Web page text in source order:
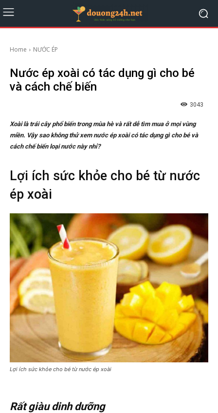
Home NƯỚC ÉP
Nước ép xoài có tác dụng gì cho bé
và cách chế biến
3043
Xoài là trái cây phổ biến trong mùa hè và rất dễ tìm mua ở mọi vùng
miền. Vậy sao không thử xem nước ép xoài có tác dụng gì cho bé và
cách chế biến loại nước này nhỉ?
Lợi ích sức khỏe cho bé từ nước
ép xoài
Lợi ích sức khỏe cho bé từ nước ép xoài
Rất giàu dinh dưỡng